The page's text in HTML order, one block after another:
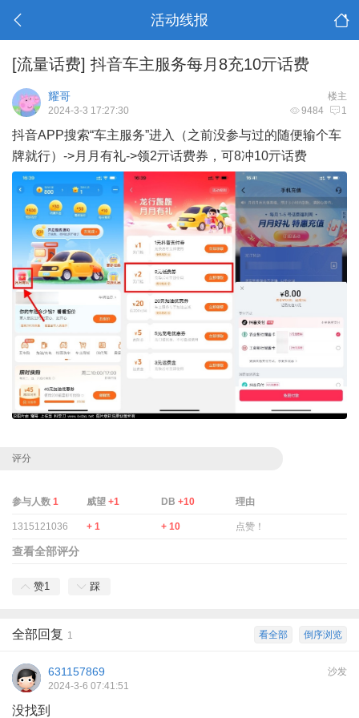
活动线报
[流量话费] 抖音车主服务每月8充10亓话费
楼主
耀哥
9484 1
2024-3-3 17:27:30
抖音APP搜索“车主服务”进入（之前没参与过的随便输个车
牌就行）->月月有礼->领2亓话费券，可8冲10亓话费
评分
参与人数 1 威望 +1 DB +10 理由
1315121036 + 1 + 10 点赞！
查看全部评分
赞1 踩
倒序浏览
看全部
全部回复 1
沙发
631157869
2024-3-6 07:41:51
没找到